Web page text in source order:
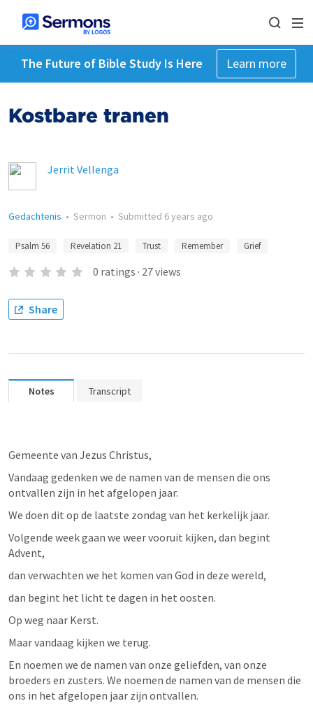
The Future of Bible Study Is Here Learn more
Kostbare tranen
Jerrit Vellenga
Gedachtenis • Sermon • Submitted 6 years ago
Psalm 56 Revelation 21 Trust Remember Grief
0 ratings · 27views
Share
Notes Transcript
Gemeente van Jezus Christus,
Vandaag gedenken we de namen van de mensen die ons
ontvallen zijn in het afgelopen jaar.
We doen dit op de laatste zondag van het kerkelijk jaar.
Volgende week gaan we weer vooruit kijken, dan begint
Advent,
dan verwachten we het komen van God in deze wereld,
dan begint het licht te dagen in het oosten.
Op weg naar Kerst.
Maar vandaag kijken we terug.
En noemen we de namen van onze geliefden, van onze
broeders en zusters. We noemen de namen van de mensen die
ons in het afgelopen jaar zijn ontvallen.